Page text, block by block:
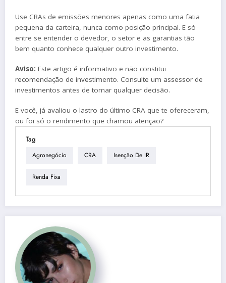
Use CRAs de emissões menores apenas como uma fatia
pequena da carteira, nunca como posição principal. E só
entre se entender o devedor, o setor e as garantias tão
bem quanto conhece qualquer outro investimento.
Aviso: Este artigo é informativo e não constitui
recomendação de investimento. Consulte um assessor de
investimentos antes de tomar qualquer decisão.
E você, já avaliou o lastro do último CRA que te ofereceram,
ou foi só o rendimento que chamou atenção?
Tag
Agronegócio CRA Isenção De IR
Renda Fixa